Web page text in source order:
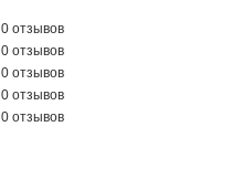
0 отзывов
0 отзывов
0 отзывов
0 отзывов
0 отзывов